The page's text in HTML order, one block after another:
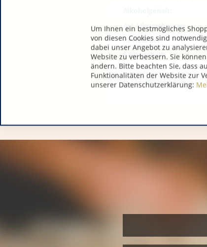
Art / Bezeichnung:
Restzucker:
Säuregehalt:
Hersteller / Importeur:
Um Ihnen ein bestmögliches
von diesen Cookies sind
dabei unser Angebot zu
Website zu verbessern. Sie
ändern. Bitte beachten Sie, dass
Funktionalitäten der Website zur
unserer Datenschutzerklärung: